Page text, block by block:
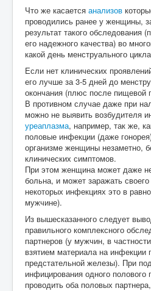
Что же касается анализов
проводились ранее у женщины,
результат такого обследования
его надежного качества) во
какой день менструального
Если нет клинических
его лучше за 3-5 дней до
окончания (плюс после пищевой
В противном случае даже при
можно не выявить возбудителя
уреаплазма, например, так же,
половые инфекции (даже
организме женщины незаметно,
клинических симптомов.
При этом женщина может даже
больна, и может заражать
некоторых инфекциях это в
мужчине).
Из вышесказанного следует
правильного комплексного
партнеров (у мужчин, в
взятием материала на инфекции
предстательной железы). При
инфицирования одного
проводить оба половых